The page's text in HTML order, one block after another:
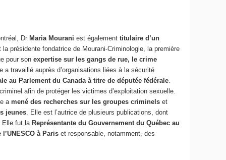
Dr Maria Mouraniest égalementtitulaire d’un
la présidente fondatrice de Mourani-Criminologie, la première
pour sonexpertise sur les gangs de rue, le crime
a travaillé auprès d’organisations liées à la sécurité
au Parlement du Canada à titre de députée fédérale
afin de protéger les victimes d’exploitation sexuelle.
amené des recherches sur les groupes criminels et
jeunes . Elle est l’autrice de plusieurs publications, dont
Elle fut la Représentante du Gouvernement du Québec au
à Paris et responsable, notamment, des